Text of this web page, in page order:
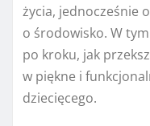
życia, jednocześnie
o środowisko. W
po kroku, jak
w piękne i
dziecięcego.